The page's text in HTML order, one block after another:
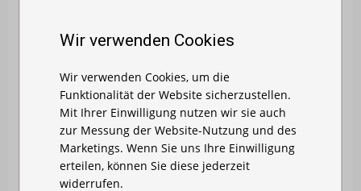
Wir verwenden Cookies
Wir verwenden Cookies, um die
Funktionalität der Website sicherzustellen.
Mit Ihrer Einwilligung nutzen wir sie auch
zur Messung der Website-Nutzung und des
Marketings. Wenn Sie uns Ihre Einwilligung
erteilen, können Sie diese jederzeit
widerrufen.